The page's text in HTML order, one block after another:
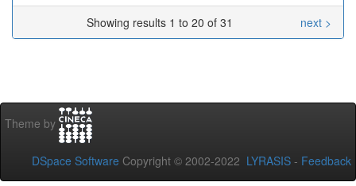
Showing results 1 to 20 of 31
next >
Theme by
DSpace Software Copyright © 2002-2022 LYRASIS - Feedback